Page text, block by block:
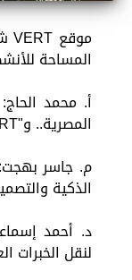
المساحة
أ. محمد
المصرية.. و"VERT" يتميز بتصميم عمراني فريد
الذكية
لنقل الخبرات